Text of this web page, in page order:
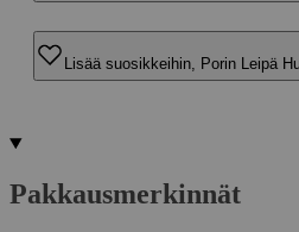
Lisää suosikkeihin, Porin Leipä
Pakkausmerkinnät